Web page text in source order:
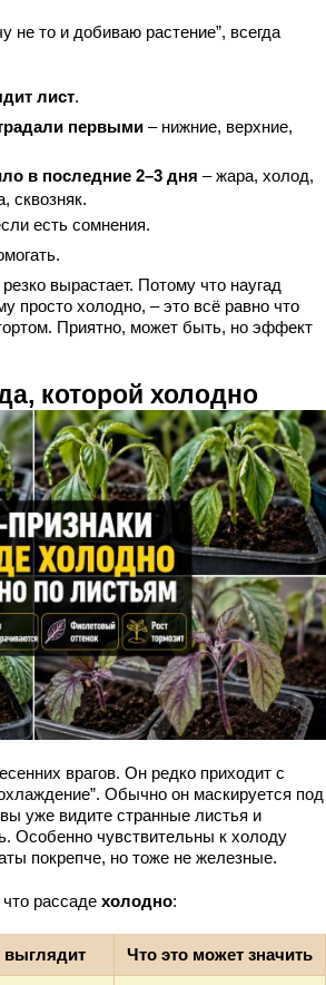
не то и добиваю растение”, всегда
лист.
первыми – нижние, верхние,
в последние 2–3 дня – жара, холод,
сквозняк.
есть сомнения.
вырастает. Потому что наугад
просто холодно, – это всё равно что
Приятно, может быть, но эффект
которой холодно
врагов. Он редко приходит с
Обычно он маскируется под
уже видите странные листья и
Особенно чувствительны к холоду
покрепче, но тоже не железные.
рассаде холодно:
выглядит Что это может значить